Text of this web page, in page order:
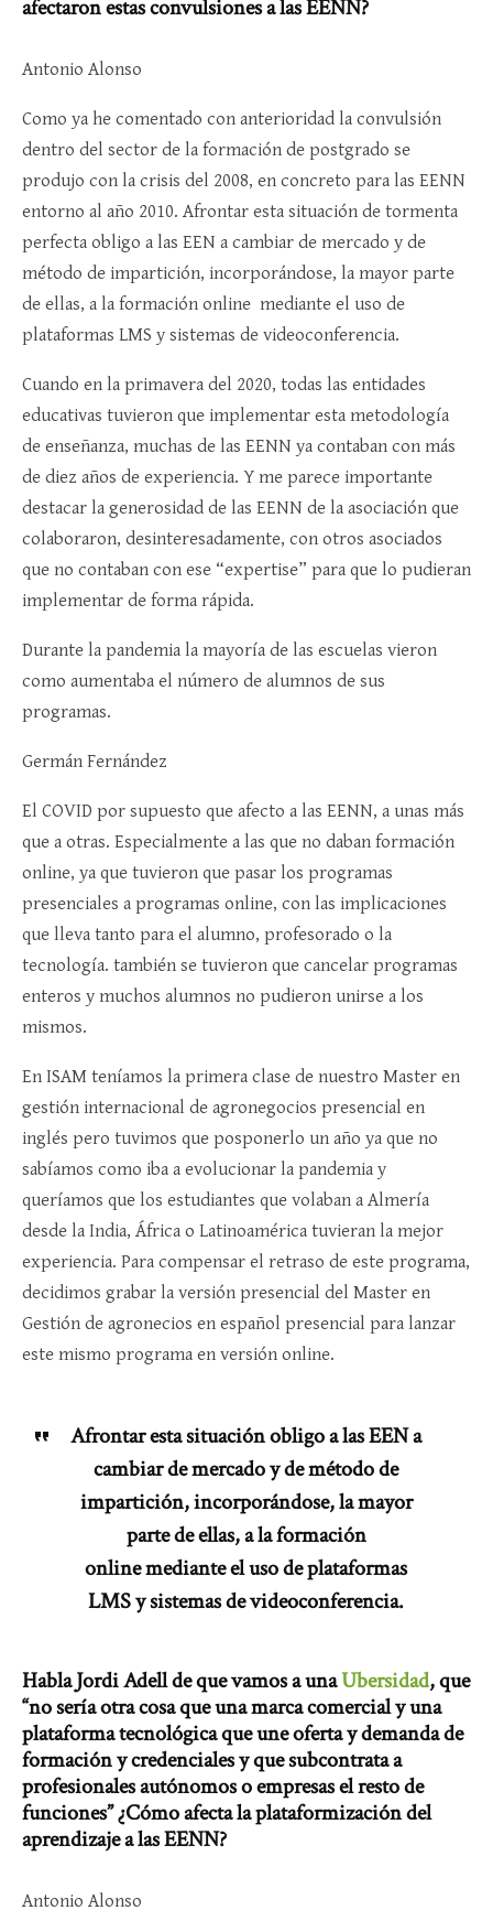
afectaron estas convulsiones a las EENN?
Antonio Alonso
Como ya he comentado con anterioridad la convulsión
dentro del sector de la formación de postgrado se
produjo con la crisis del 2008, en concreto para las EENN
entorno al año 2010. Afrontar esta situación de tormenta
perfecta obligo a las EEN a cambiar de mercado y de
método de impartición, incorporándose, la mayor parte
de ellas, a la formación online mediante el uso de
plataformas LMS y sistemas de videoconferencia.
Cuando en la primavera del 2020, todas las entidades
educativas tuvieron que implementar esta metodología
de enseñanza, muchas de las EENN ya contaban con más
de diez años de experiencia. Y me parece importante
destacar la generosidad de las EENN de la asociación que
colaboraron, desinteresadamente, con otros asociados
que no contaban con ese “expertise” para que lo pudieran
implementar de forma rápida.
Durante la pandemia la mayoría de las escuelas vieron
como aumentaba el número de alumnos de sus
programas.
Germán Fernández
El COVID por supuesto que afecto a las EENN, a unas más
que a otras. Especialmente a las que no daban formación
online, ya que tuvieron que pasar los programas
presenciales a programas online, con las implicaciones
que lleva tanto para el alumno, profesorado o la
tecnología. también se tuvieron que cancelar programas
enteros y muchos alumnos no pudieron unirse a los
mismos.
En ISAM teníamos la primera clase de nuestro Master en
gestión internacional de agronegocios presencial en
inglés pero tuvimos que posponerlo un año ya que no
sabíamos como iba a evolucionar la pandemia y
queríamos que los estudiantes que volaban a Almería
desde la India, África o Latinoamérica tuvieran la mejor
experiencia. Para compensar el retraso de este programa,
decidimos grabar la versión presencial del Master en
Gestión de agronecios en español presencial para lanzar
este mismo programa en versión online.
Afrontar esta situación obligo a las EEN a
cambiar de mercado y de método de
impartición, incorporándose, la mayor
parte de ellas, a la formación
online mediante el uso de plataformas
LMS y sistemas de videoconferencia.
Habla Jordi Adell de que vamos a unaUbersidad, que
“no sería otra cosa que una marca comercial y una
plataforma tecnológica que une oferta y demanda de
formación y credenciales y que subcontrata a
profesionales autónomos o empresas el resto de
funciones” ¿Cómo afecta la plataformización del
aprendizaje a las EENN?
Antonio Alonso